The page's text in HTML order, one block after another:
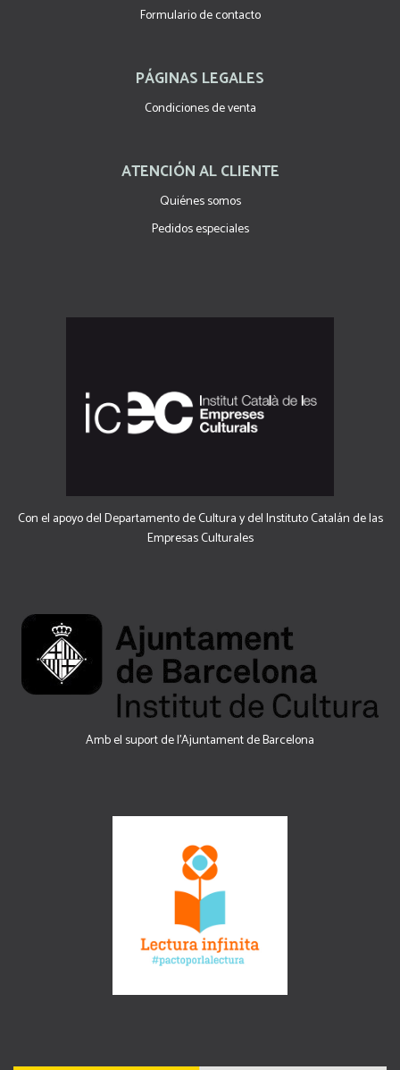
Formulario de contacto
PÁGINAS LEGALES
Condiciones de venta
ATENCIÓN AL CLIENTE
Quiénes somos
Pedidos especiales
Con el apoyo del Departamento de Cultura y del Instituto Catalán de las
Empresas Culturales
Amb el suport de l’Ajuntament de Barcelona